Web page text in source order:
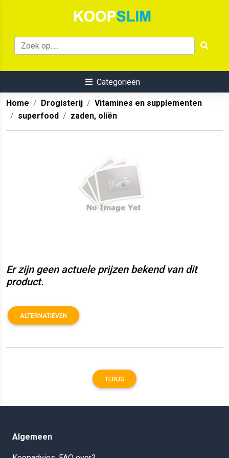
Categorieën
Home Drogisterij
Vitamines en supplementen
superfood
zaden, oliën
Er zijn geen actuele prijzen bekend van dit
product.
ALTERNATIEVEN
TERUG
Algemeen